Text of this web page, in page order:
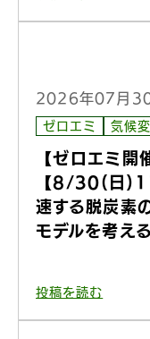
2026年07月
ゼロエミ 気候
【ゼロエミ開
【8/30(日
速する脱炭素
モデルを考え
投稿を読む